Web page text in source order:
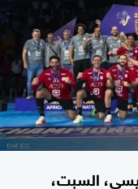
السبت،